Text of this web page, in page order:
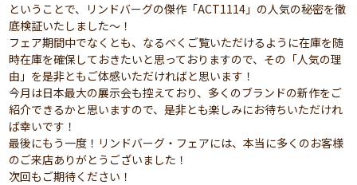
ということで、リンドバーグの傑作「ACT1114」の人気の秘密を徹
底検証いたしました～！
フェア期間中でなくとも、なるべくご覧いただけるように在庫を随
時在庫を確保しておきたいと思っておりますので、その「人気の理
由」を是非ともご体感いただければと思います！
今月は日本最大の展示会も控えており、多くのブランドの新作をご
紹介できるかと思いますので、是非とも楽しみにお待ちいただけれ
ば幸いです！
最後にもう一度！リンドバーグ・フェアには、本当に多くのお客様
のご来店ありがとうございました！
次回もご期待ください！